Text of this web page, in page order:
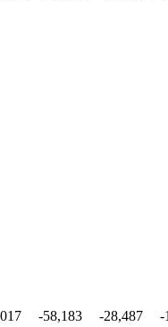
-58,183 -28,487 -